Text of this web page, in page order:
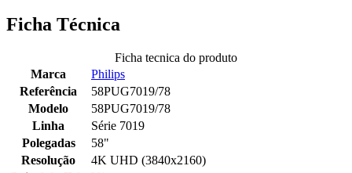
Ficha Técnica
Ficha tecnica do produto
Marca
Philips
Referência
58PUG7019/78
Modelo
58PUG7019/78
Linha
Série 7019
Polegadas
58"
Resolução
4K UHD (3840x2160)